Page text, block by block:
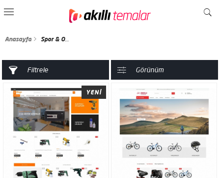
Anasayfa Spor & Outdoor
Filtrele Görünüm
YENİ